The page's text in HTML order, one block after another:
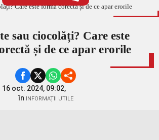
sau ciocolăți? Care este
și de ce apar erorile
16 oct. 2024, 09:02,
în INFORMAȚII UTILE